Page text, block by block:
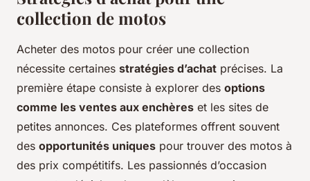
collection de motos
Acheter des motos pour créer une collection
nécessite certaines stratégies d’achat précises. La
première étape consiste à explorer des options
comme les ventes aux enchères et les sites de
petites annonces. Ces plateformes offrent souvent
des opportunités uniques pour trouver des motos à
des prix compétitifs. Les passionnés d’occasion